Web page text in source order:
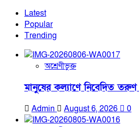
Latest
Popular
Trending
অশ্রেণীভুক্ত
মানুষের কল্যাণে নিবেদিত
Admin August 6, 2026
0